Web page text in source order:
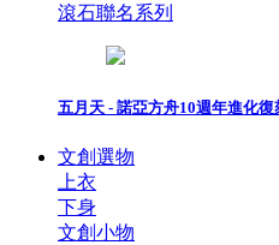
滾石聯名系列
五月天 - 諾亞方舟10週年進化
文創選物
上衣
下身
文創小物